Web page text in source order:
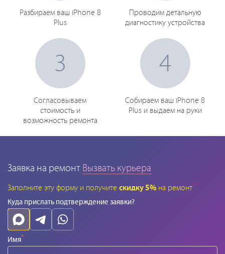
Разбираем ваш iPhone 8
Plus
Проводим детальную
диагностику устройства
3
Согласовываем
стоимость и
возможность ремонта
4
Собираем ваш iPhone 8
Plus и выдаем на руки
Заявка на ремонт Вызвать курьера
Заполните эту форму и получите скидку 5% на ремонт*
Куда прислать подтверждение заявки?
Имя*